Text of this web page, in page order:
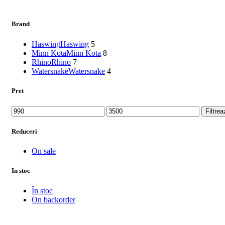
Brand
HaswingHaswing 5
Minn KotaMinn Kota 8
RhinoRhino 7
WatersnakeWatersnake 4
Pret
Preț
minim
Preț
maxim
Reduceri
On sale
In stoc
În stoc
On backorder